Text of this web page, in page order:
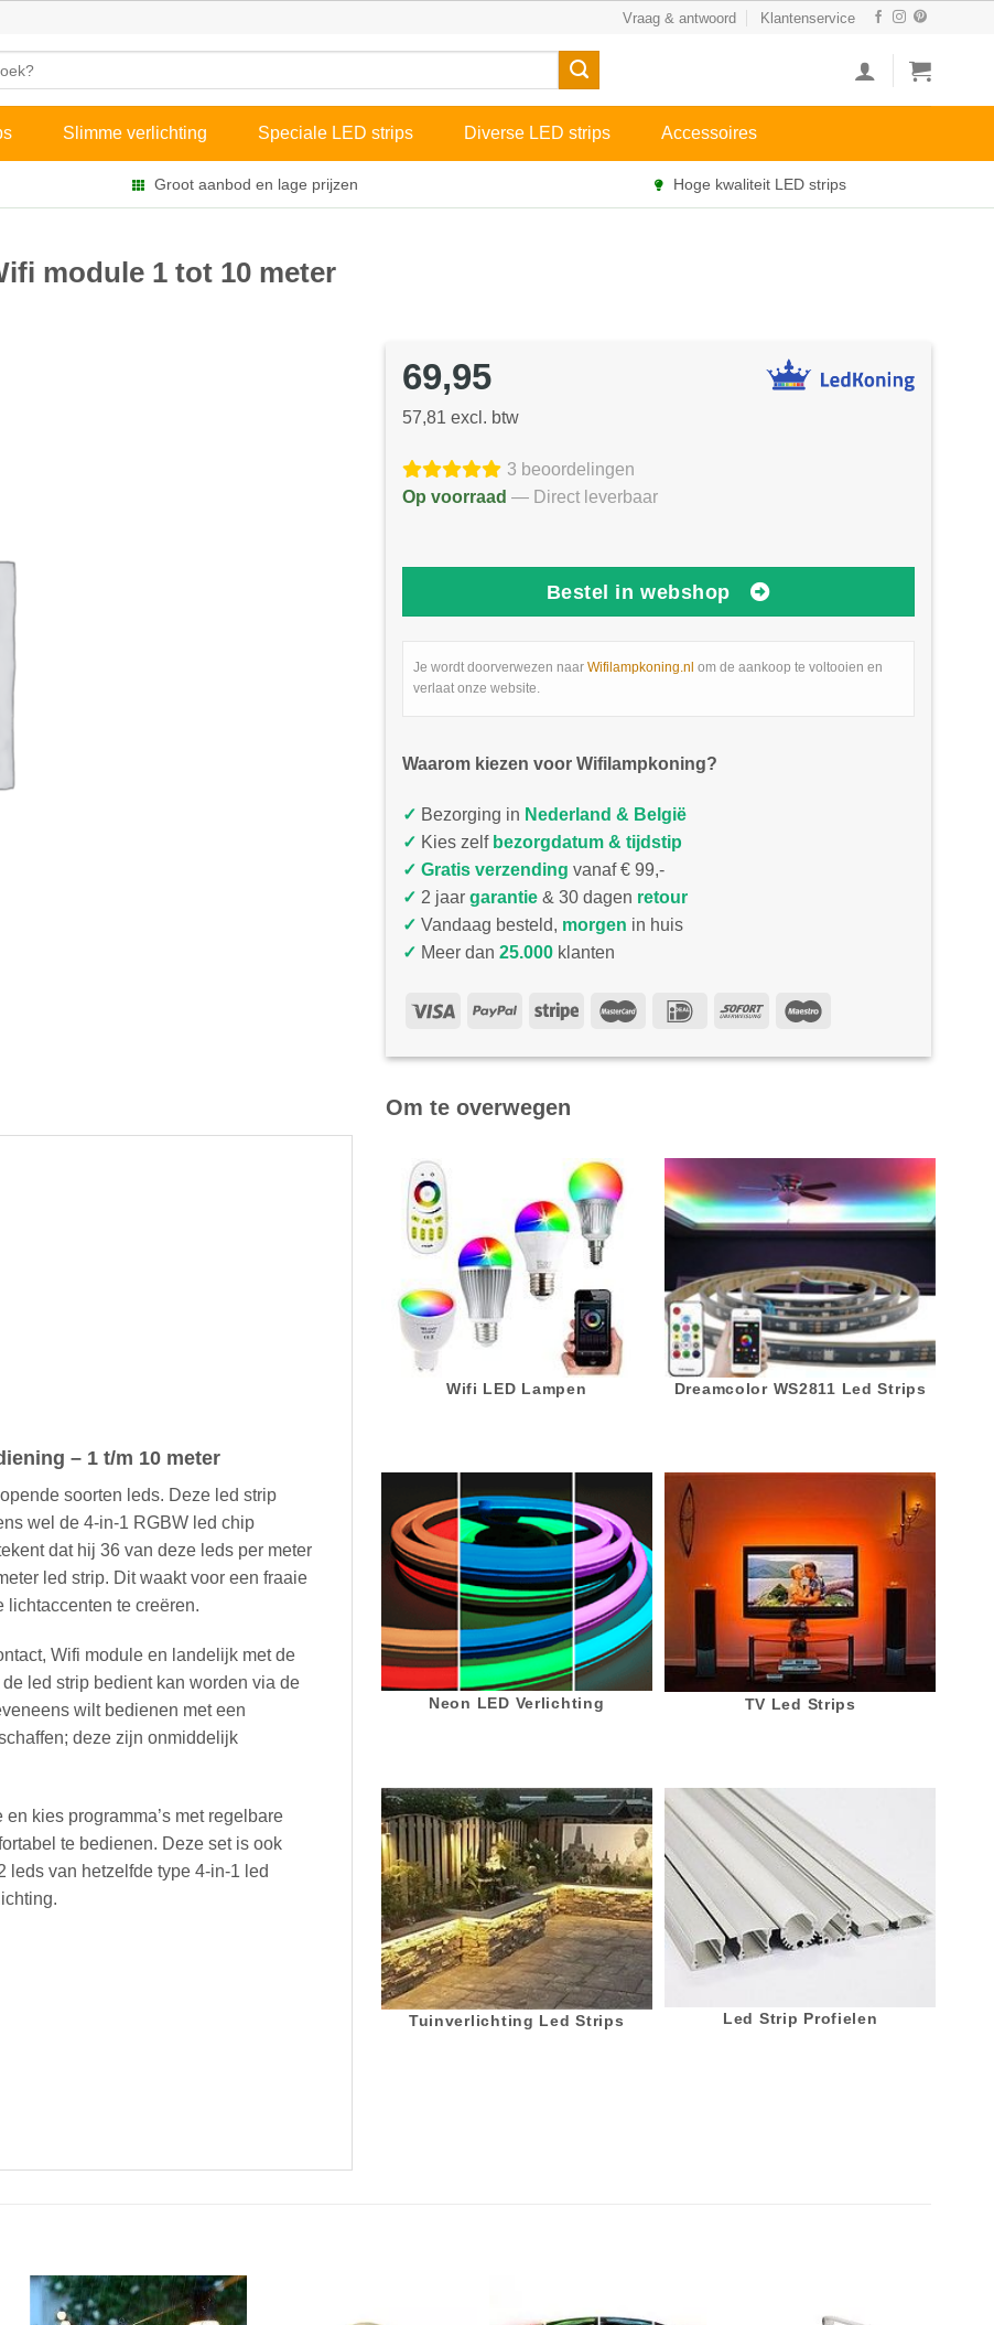
Vraag & antwoord Klantenservice
Slimme verlichting Speciale LED strips Diverse LED strips Accessoires
Groot aanbod en lage prijzen Hoge kwaliteit LED strips
module 1 tot 10 meter
69,95
57,81 excl. btw
3 beoordelingen
Op voorraad — Direct leverbaar
Bestel in webshop
Je wordt doorverwezen naar Wifilampkoning.nl om de aankoop te voltooien en
verlaat onze website.
Waarom kiezen voor Wifilampkoning?
✓ Bezorging in Nederland & België
✓ Kies zelf bezorgdatum & tijdstip
✓ Gratis verzending vanaf € 99,-
✓ 2 jaar garantie & 30 dagen retour
✓ Vandaag besteld, morgen in huis
✓ Meer dan 25.000 klanten
– 1 t/m 10 meter
soorten leds. Deze led strip
wel de 4-in-1 RGBW led chip
dat hij 36 van deze leds per meter
led strip. Dit waakt voor een fraaie
lichtaccenten te creëren.
Wifi module en landelijk met de
led strip bedient kan worden via de
wilt bedienen met een
deze zijn onmiddelijk
kies programma’s met regelbare
te bedienen. Deze set is ook
leds van hetzelfde type 4-in-1 led
Om te overwegen
Wifi LED Lampen Dreamcolor WS2811 Led Strips
Neon LED Verlichting TV Led Strips
Tuinverlichting Led Strips Led Strip Profielen